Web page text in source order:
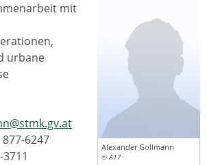
Alexander Gollmann
© A17
mit
urbane
6247